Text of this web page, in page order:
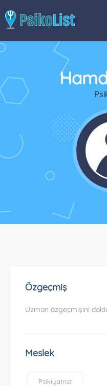
Özgeçmiş
Uzman özgeçmişini
Meslek
Psikiyatrist